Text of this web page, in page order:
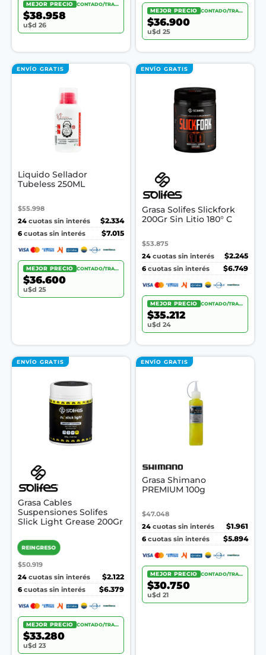
MEJOR PRECIO CONTADO/TRANSF.
$38.958
u$d 26
MEJOR PRECIO CONTADO/TRANSF.
$36.900
u$d 25
ENVÍO GRATIS
Liquido Sellador
Tubeless 250ML
$55.998
24 cuotas sin interés
$2.334
6 cuotas sin interés $7.015
MEJOR PRECIO CONTADO/TRANSF.
$36.600
u$d 25
ENVÍO GRATIS
Grasa Solifes Slickfork
200Gr Sin Litio 180° C
$53.875
24 cuotas sin interés
$2.245
6 cuotas sin interés $6.749
MEJOR PRECIO CONTADO/TRANSF.
$35.212
u$d 24
ENVÍO GRATIS
Grasa Cables
Suspensiones Solifes
Slick Light Grease 200Gr
REINGRESO
$50.919
24 cuotas sin interés
$2.122
6 cuotas sin interés $6.379
MEJOR PRECIO CONTADO/TRANSF.
$33.280
u$d 23
ENVÍO GRATIS
Grasa Shimano
PREMIUM 100g
$47.048
24 cuotas sin interés
$1.961
6 cuotas sin interés $5.894
MEJOR PRECIO CONTADO/TRANSF.
$30.750
u$d 21